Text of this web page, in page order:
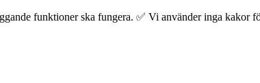
funktioner ska fungera. ✅ Vi använder inga